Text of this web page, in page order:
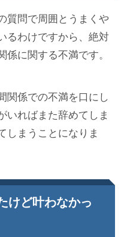
質問で周囲とうまくや
るわけですから、絶対
に関する不満です。
関係での不満を口にし
いればまた辞めてしま
しまうことになりま
けど叶わなかっ